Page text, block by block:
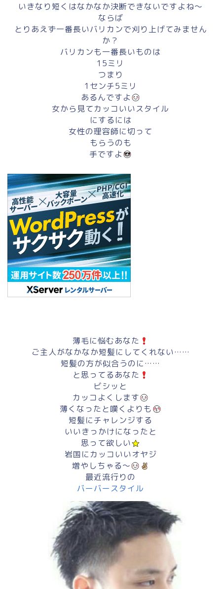
いきなり短くはなかなか決断できないですよね～
ならば
とりあえず一番長いバリカンで刈り上げてみません
か？
バリカンも一番長いものは
15ミリ
つまり
1センチ5ミリ
あるんですよ
女から見てカッコいいスタイル
にするには
女性の理容師に切って
もらうのも
手ですよ
薄毛に悩むあなた
ご主人がなかなか短髪にしてくれない……
短髪の方が似合うのに……
と思ってるあなた
ビシッと
カッコよくします
薄くなったと嘆くよりも
短髪にチャレンジする
いいきっかけになったと
思って欲しい
岩国にカッコいいオヤジ
増やしちゃる～
最近流行りの
バーバースタイル